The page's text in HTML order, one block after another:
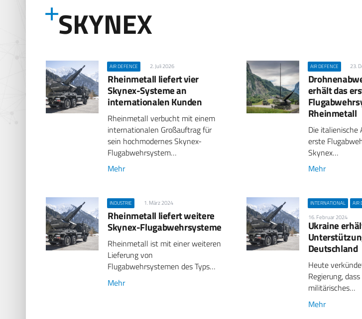
SKYNEX
AIR DEFENCE 2. Juli 2026
Rheinmetall liefert vier
Skynex-Systeme an
internationalen Kunden
Rheinmetall verbucht mit einem
internationalen Großauftrag für
sein hochmodernes Skynex-
Flugabwehrsystem…
Mehr
AIR DEFENCE 23.
erhält das
Rheinmetall
Die italienische
erste
Skynex…
Mehr
INDUSTRIE 1. März 2024
Rheinmetall liefert weitere
Skynex-Flugabwehrsysteme
Rheinmetall ist mit einer weiteren
Lieferung von
Flugabwehrsystemen des Typs…
Mehr
INTERNATIONAL AIR
16. Februar 2024
Ukraine
Deutschland
Heute
Regierung,
militärisches…
Mehr